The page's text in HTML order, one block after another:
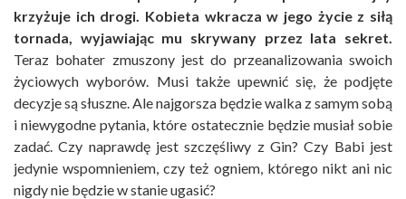
krzyżuje ich drogi. Kobieta wkracza w jego życie z siłą
tornada, wyjawiając mu skrywany przez lata sekret.
Teraz bohater zmuszony jest do przeanalizowania swoich
życiowych wyborów. Musi także upewnić się, że podjęte
decyzje są słuszne. Ale najgorsza będzie walka z samym sobą
i niewygodne pytania, które ostatecznie będzie musiał sobie
zadać. Czy naprawdę jest szczęśliwy z Gin? Czy Babi jest
jedynie wspomnieniem, czy też ogniem, którego nikt ani nic
nigdy nie będzie w stanie ugasić?